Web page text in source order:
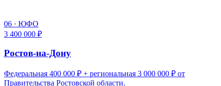
06 · ЮФО
3 400 000 ₽
Ростов-на-Дону
Федеральная 400 000 ₽ + региональная 3 000 000 ₽ от
Правительства Ростовской области.